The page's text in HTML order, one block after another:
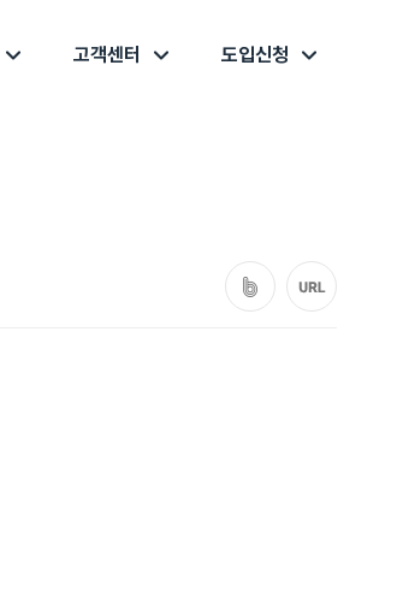
고객센터 도입신청